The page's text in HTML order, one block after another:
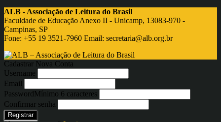
ALB - Associação de Leitura do Brasil
Faculdade de Educação Anexo II - Unicamp, 13083-970 -
Campinas, SP
Fone: +55 19 3521-7960 Email: secretaria@alb.org.br
Cadastrar Nova Conta
Username
Email
PasswordMínimo 6 caracteres
Confirmar senha
Registrar